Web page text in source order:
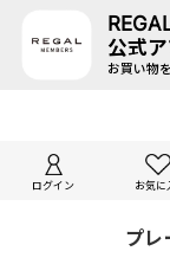
公式ア
お買い物
ログイン お気に
プレ